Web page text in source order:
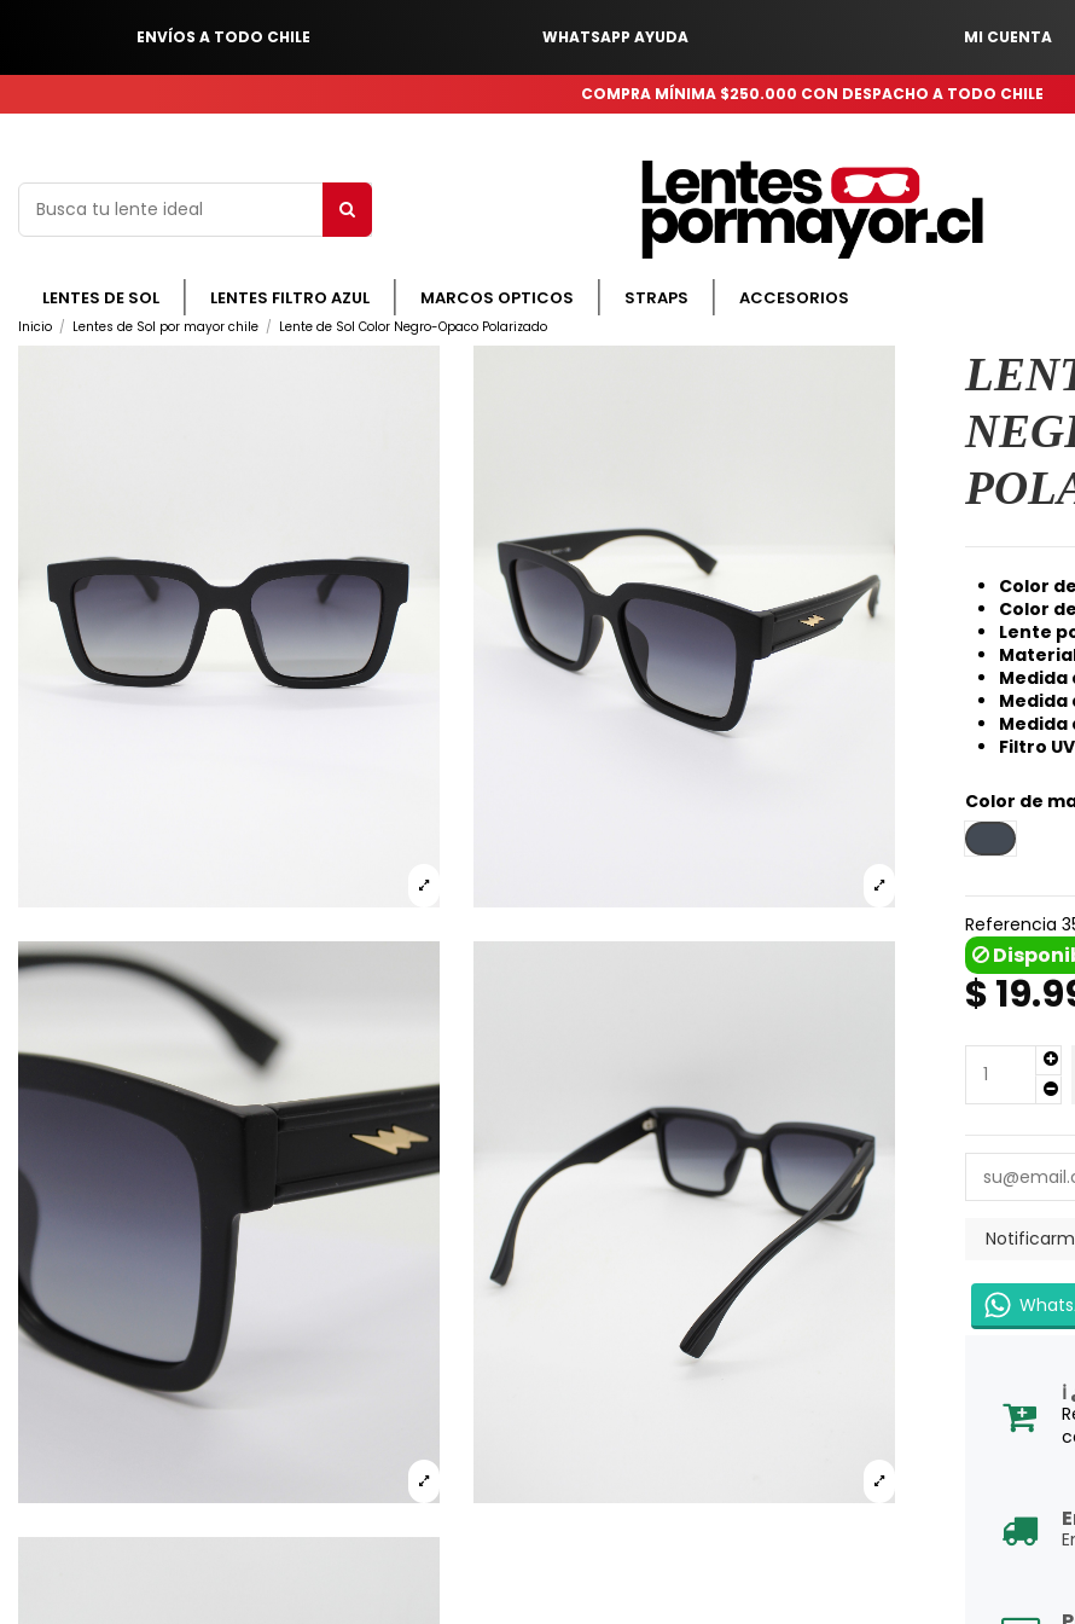
ENVÍOS A TODO CHILE WHATSAPP AYUDA MI CUENTA
COMPRA MÍNIMA $250.000 CON DESPACHO A TODO CHILE
LENTES DE SOL LENTES FILTRO AZUL MARCOS OPTICOS STRAPS ACCESORIOS
Inicio Lentes de Sol por mayor chile Lente de Sol Color Negro-Opaco Polarizado
Color
Color
Lente
Medida
Medida
Medida
Filtro
Color de
Negro
Referencia
$